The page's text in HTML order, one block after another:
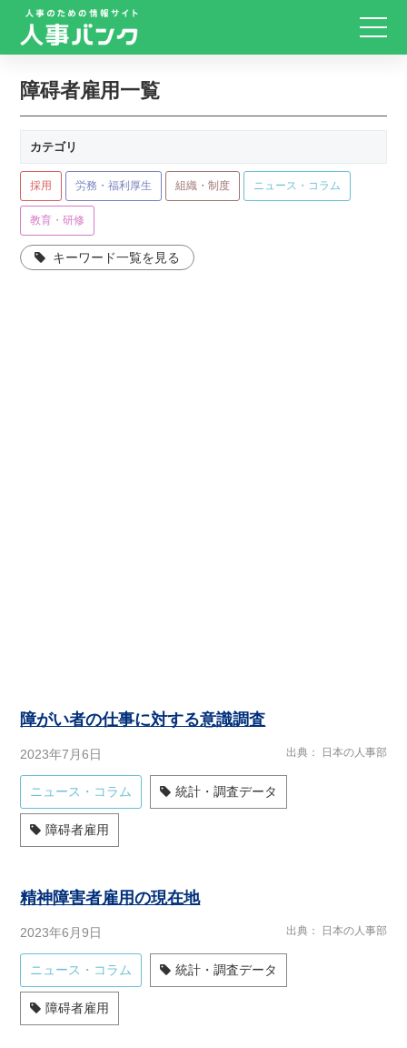
障碍者雇用一覧
カテゴリ
採用 労務・福利厚生 組織・制度 ニュース・コラム
教育・研修
キーワード一覧を見る
障がい者の仕事に対する意識調査
2023年7月6日 出典 日本の人事部
ニュース・コラム 統計・調査データ
障碍者雇用
精神障害者雇用の現在地
2023年6月9日 出典 日本の人事部
ニュース・コラム 統計・調査データ
障碍者雇用